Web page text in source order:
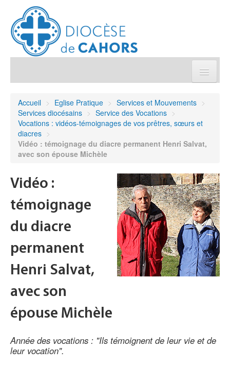
Démarches et sacrements
Sanctuaires & Pélerinages
Agenda diocésain
Je donne
Annuaire/Contact
Accueil > Eglise Pratique > Services et Mouvements >
Services diocésains > Service des Vocations >
Vocations : vidéos-témoignages de vos prêtres, sœurs et
diacres >
Vidéo : témoignage du diacre permanent Henri Salvat,
avec son épouse Michèle
Vidéo :
témoignage
du diacre
permanent
Henri Salvat,
avec son
épouse Michèle
Année des vocations : "Ils témoignent de leur vie et de
leur vocation".